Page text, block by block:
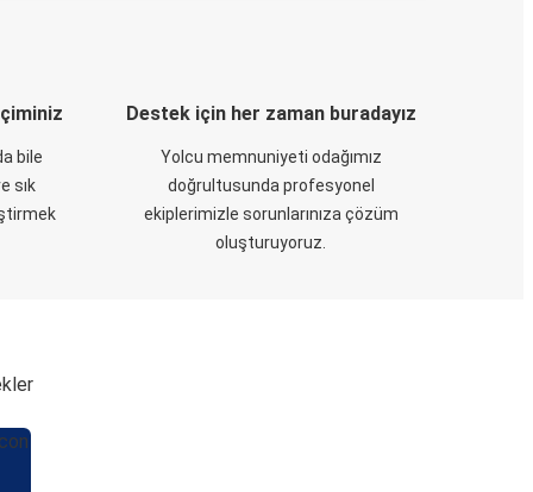
bile
sık
Destek için her zaman buradayız
Yolcu memnuniyeti odağımız
doğrultusunda profesyonel
ekiplerimizle sorunlarınıza çözüm
oluşturuyoruz.